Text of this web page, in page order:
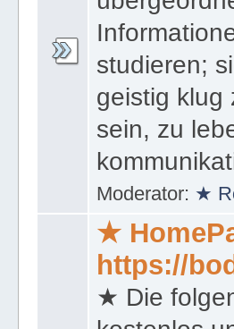
studieren;
geistig klug
sein, zu
Moderator: ★
★
https://
★ Die